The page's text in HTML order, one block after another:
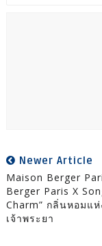
Newer Article
Maison Berger
Berger Paris X
Charm” กลิ่นหอมแ
เจ้าพระยา